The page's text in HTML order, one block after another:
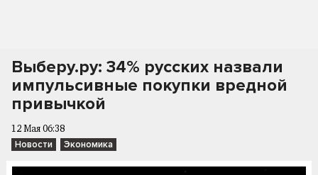
Выберу.ру: 34% русских назвали
импульсивные покупки вредной
привычкой
12 Мая 06:38
Новости Экономика